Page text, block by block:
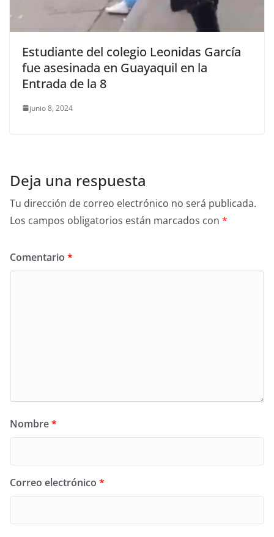
Estudiante del colegio Leonidas García
fue asesinada en Guayaquil en la
Entrada de la 8
junio 8, 2024
Deja una respuesta
Tu dirección de correo electrónico no será publicada.
Los campos obligatorios están marcados con *
Comentario *
Nombre*
Correo electrónico *